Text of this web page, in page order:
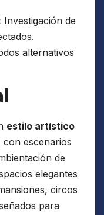
Investigación de
alternativos
estilo artístico
con escenarios
de
elegantes
circos
para